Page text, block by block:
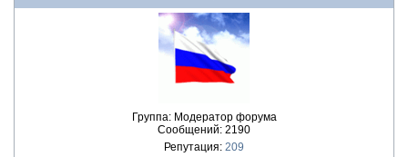
Группа: Модератор форума
Сообщений: 2190
Репутация: 209